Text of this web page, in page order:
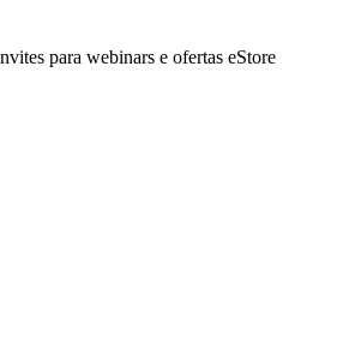
para webinars e ofertas eStore